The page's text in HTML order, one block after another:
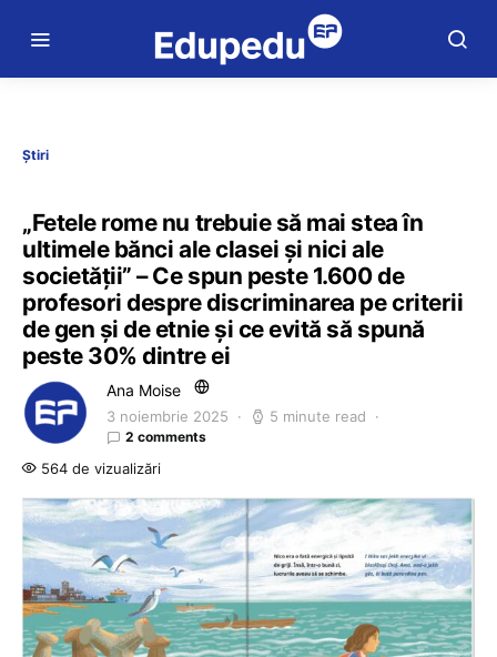
Știri
„Fetele rome nu trebuie să mai stea în
ultimele bănci ale clasei și nici ale
societății” – Ce spun peste 1.600 de
profesori despre discriminarea pe criterii
de gen și de etnie și ce evită să spună
peste 30% dintre ei
Ana Moise
3 noiembrie 2025 5 minute read
2 comments
564 de vizualizări